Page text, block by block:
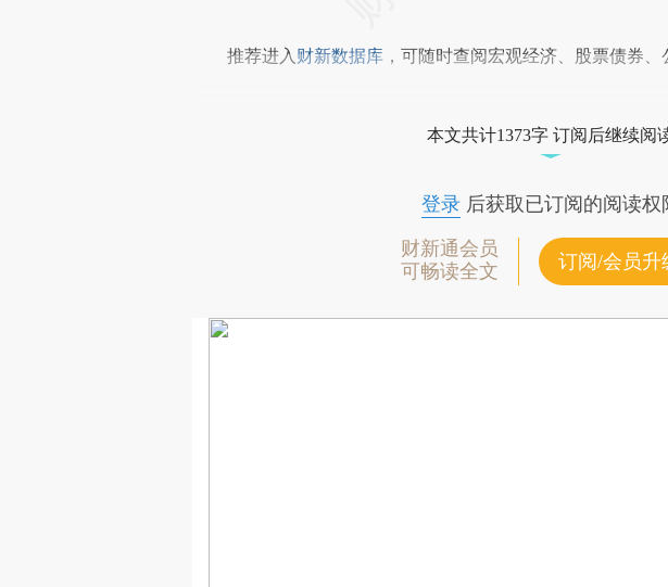
推荐进入 财新数据库 ，可随时查阅宏观经济、股票债券
本文共计1373字 订阅后继续阅
登录后获取已订阅的阅读权
财新通会员
可畅读全文
订阅/会员升